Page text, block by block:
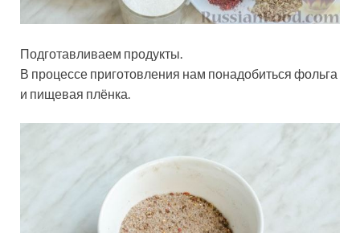
Подготавливаем продукты.
В процессе приготовления нам понадобиться фольга
и пищевая плёнка.